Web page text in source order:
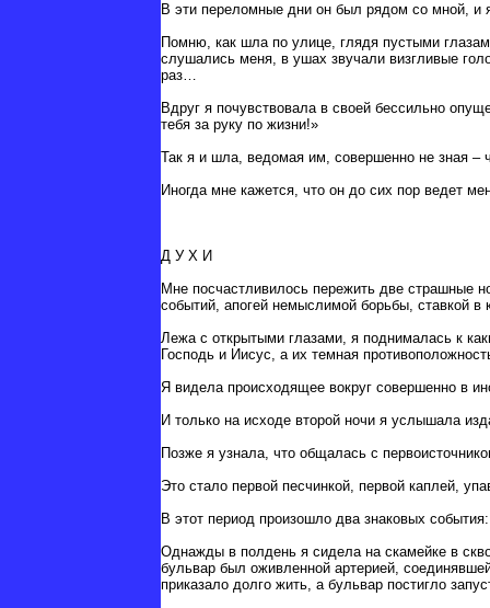
В эти переломные дни он был рядом со мной, и
Помню, как шла по улице, глядя пустыми
слушались меня, в ушах звучали визгливые
раз…
Вдруг я почувствовала в своей бессильно
тебя за руку по жизни!»
Так я и шла, ведомая им, совершенно не зная –
Иногда мне кажется, что он до сих пор ведет
Д У Х И
Мне посчастливилось пережить две страшные
событий, апогей немыслимой борьбы, ставкой в
Лежа с открытыми глазами, я поднималась к
Господь и Иисус, а их темная
Я видела происходящее вокруг совершенно в
И только на исходе второй ночи я услышала
Позже я узнала, что общалась с
Это стало первой песчинкой, первой каплей,
В этот период произошло два знаковых
Однажды в полдень я сидела на скамейке в
бульвар был оживленной артерией,
приказало долго жить, а бульвар постигло